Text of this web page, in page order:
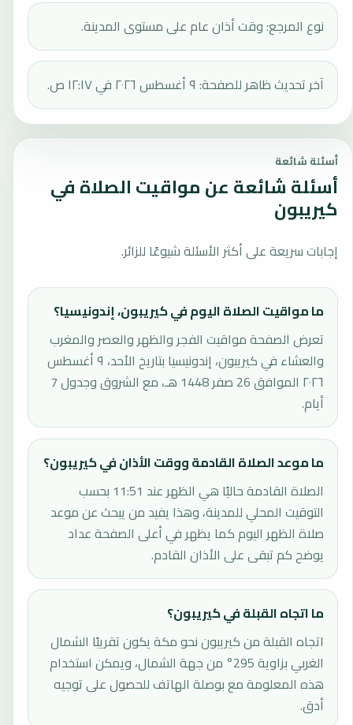
نوع المرجع: وقت أذان عام على مستوى المدينة.
آخر تحديث ظاهر للصفحة: ٩ أغسطس ٢٠٢٦ في ١٢:١٧ ص.
أسئلة شائعة
أسئلة شائعة عن مواقيت الصلاة في
كيريبون
إجابات سريعة على أكثر الأسئلة شيوعًا للزائر.
ما مواقيت الصلاة اليوم في كيريبون، إندونيسيا؟
تعرض الصفحة مواقيت الفجر والظهر والعصر والمغرب
والعشاء في كيريبون، إندونيسيا بتاريخ الأحد، ٩ أغسطس
٢٠٢٦ الموافق 26 صفر 1448 هـ، مع الشروق وجدول 7
أيام.
ما موعد الصلاة القادمة ووقت الأذان في كيريبون؟
الصلاة القادمة حاليًا هي الظهر عند 11:51 بحسب
التوقيت المحلي للمدينة، وهذا يفيد من يبحث عن موعد
صلاة الظهر اليوم كما يظهر في أعلى الصفحة عداد
يوضح كم تبقى على الأذان القادم.
ما اتجاه القبلة في كيريبون؟
اتجاه القبلة من كيريبون نحو مكة يكون تقريبًا الشمال
الغربي بزاوية 295° من جهة الشمال، ويمكن استخدام
هذه المعلومة مع بوصلة الهاتف للحصول على توجيه
أدق.